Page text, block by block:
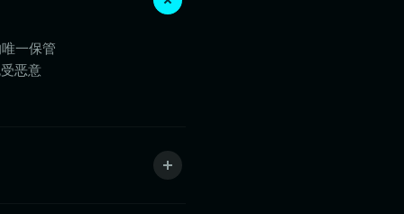
一保管
恶意